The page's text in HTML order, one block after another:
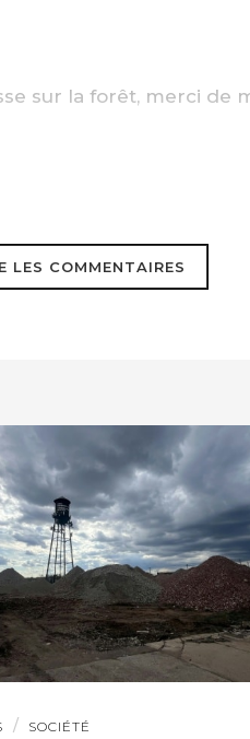
sur la forêt, merci de
LES COMMENTAIRES
SOCIÉTÉ